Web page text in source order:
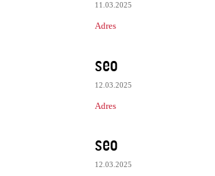
11.03.2025
Adres
seo
12.03.2025
Adres
seo
12.03.2025